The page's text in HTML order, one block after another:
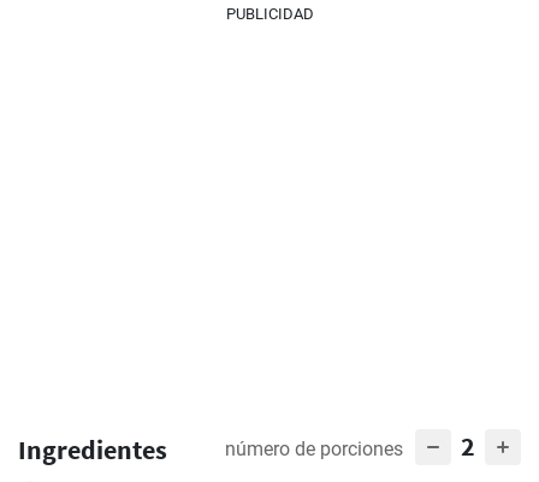
PUBLICIDAD
Ingredientes número de porciones 2